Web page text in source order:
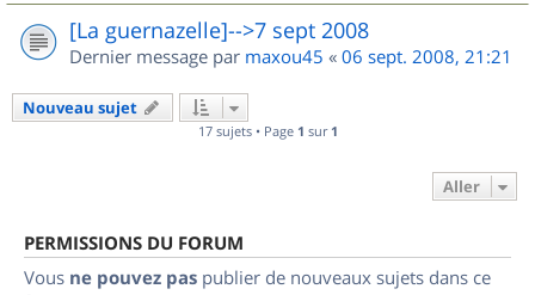
[La guernazelle]-->7 sept 2008
Dernier message par maxou45 « 06 sept. 2008, 21:21
Nouveau sujet
17 sujets • Page 1 sur 1
Aller
PERMISSIONS DU FORUM
Vous ne pouvez pas publier de nouveaux sujets dans ce